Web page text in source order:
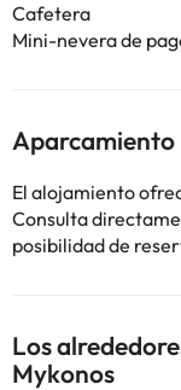
Cafetera
Mini-nevera de
Aparcamiento
El alojamiento
Consulta
posibilidad de
Los
Mykonos